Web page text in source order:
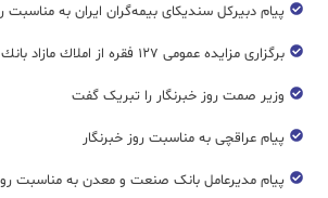
پیام دبیرکل سندیکای بیمه‌گران ایران به مناسبت
برگزاری مزایده عمومی ۱۲۷ فقره از املاك مازاد بانك ملت
وزیر صمت روز خبرنگار را تبریک گفت
پیام عراقچی به مناسبت روز خبرنگار
پیام مدیرعامل بانک صنعت و معدن به مناسبت